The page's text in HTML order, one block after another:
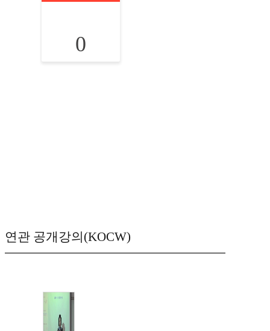
0
연관 공개강의(KOCW)